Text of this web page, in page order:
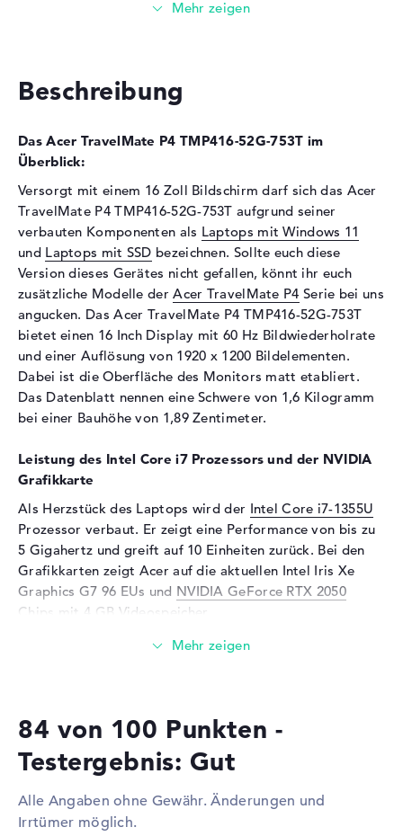
16 GB
Festplatte
Optische Speicher
Laufwerks-Typ
ohne Laufwerk
Display
Display-Typ
16" TFT
Max. Auflösung
1920 x 1200
Auflösungstyp
WUXGA
Bildwiederholrate
60 Hz
Besonderheiten
Display, matt, LED-
Hintergrundbeleuchtung, IPS
Kartenleser
Speicherkarten
microSDXC
Soundkarte
vorhanden
Mikrofon
vorhanden
Webcam
Sensorauflösung
0,3 MP
Tastatur
Beleuchtet (hintergrund)
Netzwerk
(10/100/1000)
WLAN
Beschreibung
Das Acer TravelMate P4 TMP416-52G-753T im
Überblick:
Versorgt mit einem 16 Zoll Bildschirm darf sich das Acer
TravelMate P4 TMP416-52G-753T aufgrund seiner
verbauten Komponenten als Laptops mit Windows 11
und Laptops mit SSD bezeichnen. Sollte euch diese
Version dieses Gerätes nicht gefallen, könnt ihr euch
zusätzliche Modelle derAcer TravelMate P4 Serie bei uns
angucken. Das Acer TravelMate P4 TMP416-52G-753T
bietet einen 16 Inch Display mit 60 Hz Bildwiederholrate
und einer Auflösung von 1920 x 1200 Bildelementen.
Dabei ist die Oberfläche des Monitors matt etabliert.
Das Datenblatt nennen eine Schwere von 1,6 Kilogramm
bei einer Bauhöhe von 1,89 Zentimeter.
Leistung des Intel Core i7 Prozessors und der NVIDIA
Grafikkarte
Als Herzstück des Laptops wird der Intel Core i7-1355U
Prozessor verbaut. Er zeigt eine Performance von bis zu
5 Gigahertz und greift auf 10 Einheiten zurück. Bei den
Grafikkarten zeigt Acer auf die aktuellen Intel Iris Xe
Graphics G7 96 EUs und NVIDIA GeForce RTX 2050
Chips mit 4 GB Videospeicher.
Wieviel Speicher hat das Acer TravelMate P4 TMP416-
GByte. Größtmöglich können 64 GByte in dieses Laptop
Arbeitsspeicher-Typ DDR4. Ergänzend ermöglicht das
Festplatte für eure Files.
84 von 100 Punkten -
Testergebnis: Gut
Alle Angaben ohne Gewähr. Änderungen und
Irrtümer möglich.